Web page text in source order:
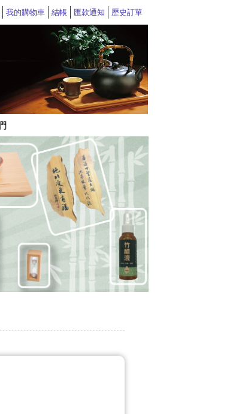
我的購物車 結帳 匯款通知 歷史訂單
>